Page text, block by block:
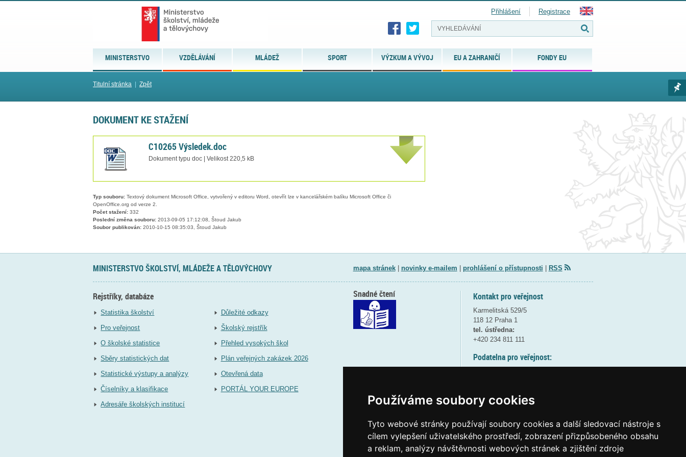
Používáme soubory cookies
Tyto webové stránky používají soubory cookies a další sledovací nástroje s
cílem vylepšení uživatelského prostředí, zobrazení přizpůsobeného obsahu
a reklam, analýzy návštěvnosti webových stránek a zjištění zdroje
MINISTERSTVO VZDĚLÁVÁNÍ MLÁDEŽ SPORT VÝZKUM A VÝVOJ EU A ZAHRANIČÍ FONDY EU
Přihlášení Registrace
Titulní stránka Zpět
DOKUMENT KE STAŽENÍ
C10265 Výsledek.doc
Dokument typu doc | Velikost 220,5 kB
Typ souboru: Textový dokument Microsoft Office, vytvořený v editoru Word, otevřít lze v kancelářském balíku Microsoft Office či
OpenOffice.org od verze 2.
Počet stažení: 332
Poslední změna souboru: 2013-09-05 17:12:08, Štoud Jakub
Soubor publikován: 2010-10-15 08:35:03, Štoud Jakub
MINISTERSTVO ŠKOLSTVÍ, MLÁDEŽE A TĚLOVÝCHOVY mapa stránek| novinky e-mailem prohlášení o přístupnosti RSS
Rejstříky, databáze
Statistika školství
Pro veřejnost
O školské statistice
Sběry statistických dat
Statistické výstupy a analýzy
Číselníky a klasifikace
Adresáře školských institucí
Důležité odkazy
Školský rejstřík
Přehled vysokých škol
Plán veřejných zakázek 2026
Otevřená data
PORTÁL YOUR EUROPE
Kontakt pro veřejnost
Karmelitská 529/5
118 12 Praha 1
tel. ústředna:
+420 234 811 111
Podatelna pro veřejnost:
(více informací
Elektronická podatelna:
posta@msmtgov cz
Snadné čtení